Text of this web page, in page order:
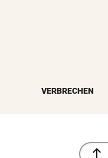
VERBRECHEN
north